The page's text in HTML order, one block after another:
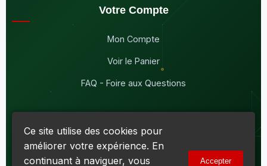
Votre Compte
Mon Compte
Voir le Panier
FAQ - Foire aux Questions
© 2026Maddison Électronique Inc.
Politique de confidentialité & Cookies| Conditions d'utilisation
Ce site utilise des cookies pour
améliorer votre expérience. En
continuant à naviguer, vous
Accepter